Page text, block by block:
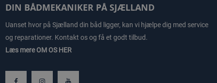
DIN BÅDMEKANIKER PÅ SJÆLLAND
Uanset hvor på Sjælland din båd ligger, kan vi hjælpe dig med service
og reparationer. Kontakt os og få et godt tilbud.
Læs mereOM OS HER